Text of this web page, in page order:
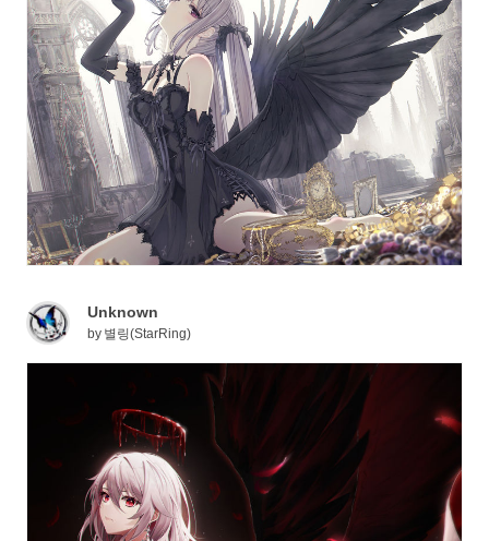
Unknown
by 별링(StarRing)